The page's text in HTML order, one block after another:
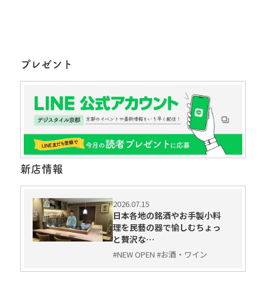
プレゼント
新店情報
2026.07.15
日本各地の銘酒やお手製小料
理を民藝の器で愉しむちょっ
と贅沢な…
#NEW OPEN #お酒・ワイン